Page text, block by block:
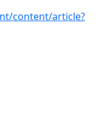
content/article?